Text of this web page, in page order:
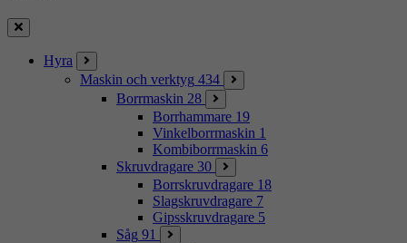
Stäng
Hyra
Maskin och verktyg 434
Borrmaskin 28
Borrhammare 19
Vinkelborrmaskin 1
Kombiborrmaskin 6
Skruvdragare 30
Borrskruvdragare 18
Slagskruvdragare 7
Gipsskruvdragare 5
Såg 91